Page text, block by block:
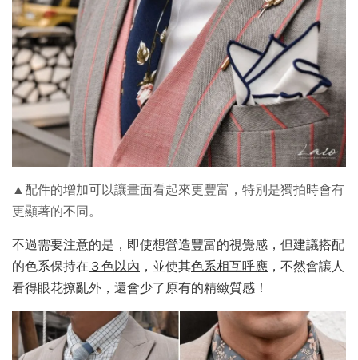
▲配件的增加可以讓畫面看起來更豐富，特別是獨拍時會有
更顯著的不同。
不過需要注意的是，即使想營造豐富的視覺感，但建議搭配
的色系保持在 ３色以內 ，並使其色系相互呼應 ，不然會讓人
看得眼花撩亂外，還會少了原有的精緻質感！